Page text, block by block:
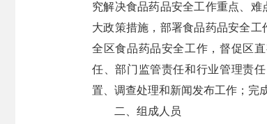
究解决食品药品安全工作重点、
大政策措施，部署食品药品安全
全区食品药品安全工作，督促区
任、部门监管责任和行业管理责
置、调查处理和新闻发布工作；完
二、组成人员